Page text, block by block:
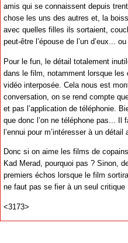
amis qui se connaissent depuis
chose les uns des autres et, la
avec quelles filles ils sortaient,
peut-être l’épouse de l’un d’eux...
Pour le fun, le détail totalement
dans le film, notamment lorsque
vidéo interposée. Cela nous est
conversation, on se rend compte
et pas l’application de téléphonie.
que donc l’on ne téléphone pas... Il
l’ennui pour m’intéresser à un détail
Donc si on aime les films de
Kad Merad, pourquoi pas ? Sinon,
premiers échos lorsque le film
ne faut pas se fier à un seul critique
<3173>